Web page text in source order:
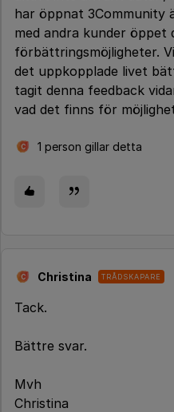
har öppnat 3Community
med andra kunder öppet
förbättringsmöjligheter.
det uppkopplade livet
tagit denna feedback
vad det finns för
C 1 person gillar detta
C Christina TRÅDSKAPARE
Tack.
Bättre svar.
Mvh
Christina